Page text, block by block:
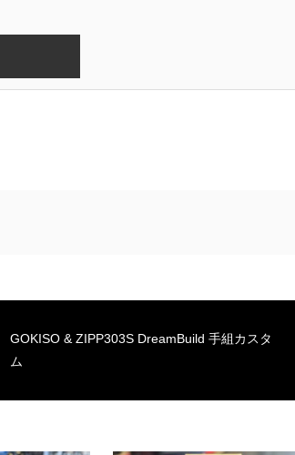
GOKISO & ZIPP303S DreamBuild 手組カスタ
ム